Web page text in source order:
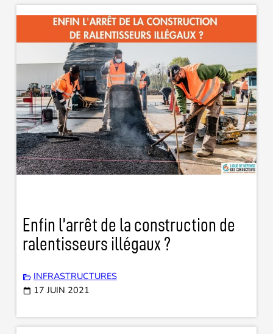
Enfin l’arrêt de la construction de
ralentisseurs illégaux ?
INFRASTRUCTURES
17 JUIN 2021